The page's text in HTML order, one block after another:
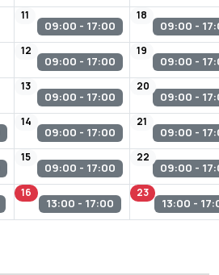
11
09:00 - 17:00
18
09:00 -
12
09:00 - 17:00
19
09:00 -
13
09:00 - 17:00
20
09:00 -
14
09:00 - 17:00
21
09:00 -
15
09:00 - 17:00
22
09:00 -
16
13:00 - 17:00
23
13:00 -